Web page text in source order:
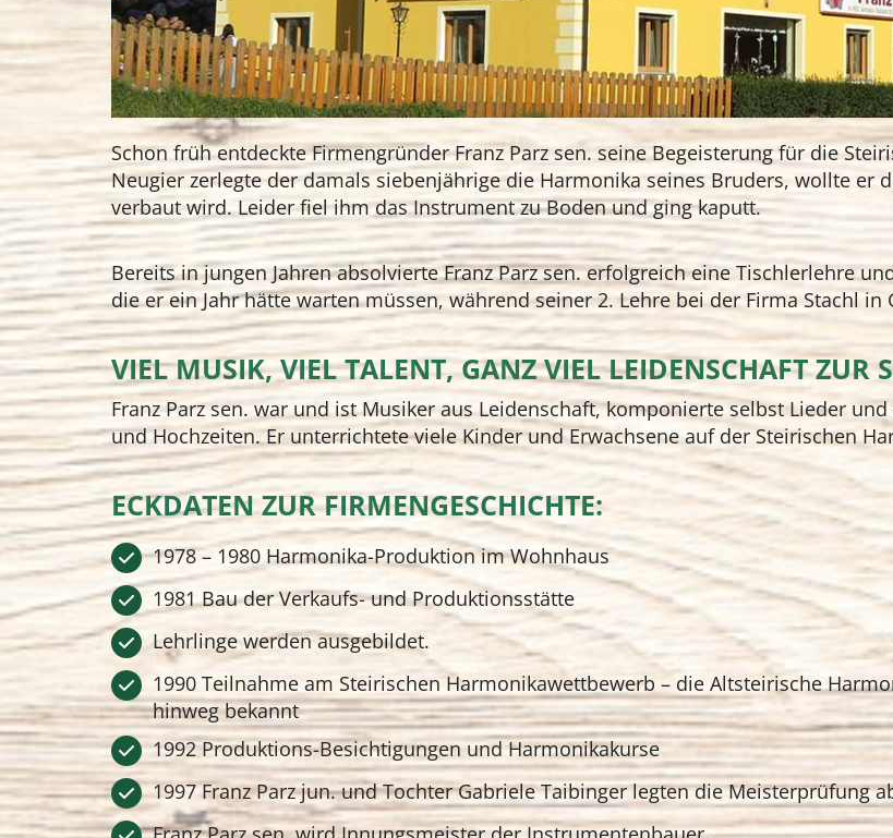
Schon früh entdeckte Firmengründer Franz Parz sen. seine Begeisterung für die
Neugier zerlegte der damals siebenjährige die Harmonika seines Bruders, wollte er
verbaut wird. Leider fiel ihm das Instrument zu Boden und ging kaputt.
Bereits in jungen Jahren absolvierte Franz Parz sen. erfolgreich eine Tischlerlehre
die er ein Jahr hätte warten müssen, während seiner 2. Lehre bei der Firma Stachl in
VIEL MUSIK, VIEL TALENT, GANZ VIEL LEIDENSCHAFT ZUR
Franz Parz sen. war und ist Musiker aus Leidenschaft, komponierte selbst Lieder
und Hochzeiten. Er unterrichtete viele Kinder und Erwachsene auf der Steirischen
ECKDATEN ZUR FIRMENGESCHICHTE:
1978 – 1980 Harmonika-Produktion im Wohnhaus
1981 Bau der Verkaufs- und Produktionsstätte
Lehrlinge werden ausgebildet.
1990 Teilnahme am Steirischen Harmonikawettbewerb – die Altsteirische
hinweg bekannt
1992 Produktions-Besichtigungen und Harmonikakurse
1997 Franz Parz jun. und Tochter Gabriele Taibinger legten die Meisterprüfung